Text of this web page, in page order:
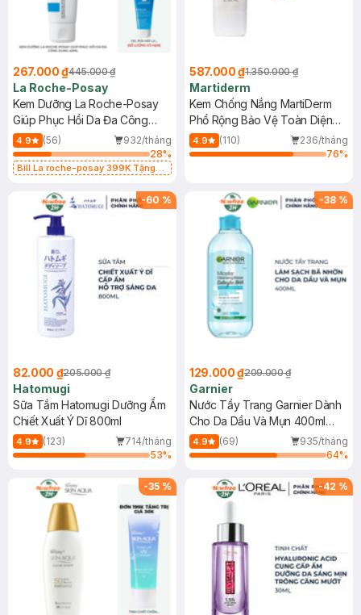
267.000 ₫445.000 ₫
La Roche-Posay
Kem Dưỡng La Roche-Posay
Giúp Phục Hồi Da Đa Công
Dụng 40ml
4.9 (56)
932/tháng
28%
Bill La roche-posay 399K Tặng
(SL có hạn)
587.000 ₫1.350.000 ₫
Martiderm
Kem Chống Nắng MartiDerm
Phổ Rộng Bảo Vệ Toàn Diện
40ml
4.9 (110)
236/tháng
76%
-60 %
82.000 ₫205.000 ₫
Hatomugi
Sữa Tắm Hatomugi Dưỡng Ẩm
Chiết Xuất Ý Dĩ 800ml
4.9 (123)
714/tháng
53%
-38 %
129.000 ₫209.000 ₫
Garnier
Nước Tẩy Trang Garnier Dành
Cho Da Dầu Và Mụn 400ml
(Mới)
4.9 (69)
935/tháng
64%
-35 % -42 %